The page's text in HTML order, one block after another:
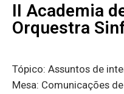
II Academia
Orquestra
Tópico: Assuntos de
Mesa: Comunicações